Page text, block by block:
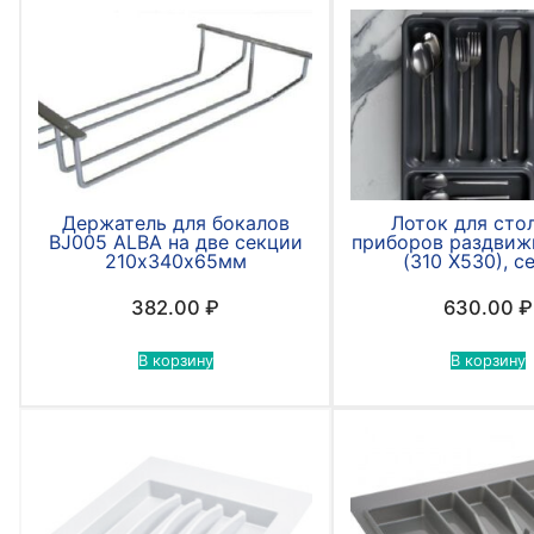
Держатель для бокалов
BJ005 ALBA на две секции
210х340х65мм
382.00₽
В корзину
Лоток для
приборов
(310 Х530),
630.00₽
В корзину